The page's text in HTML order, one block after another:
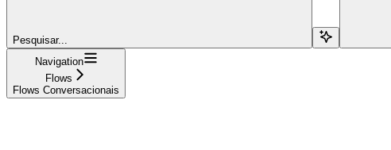
Pesquisar...
Navigation
Flows
Flows Conversacionais